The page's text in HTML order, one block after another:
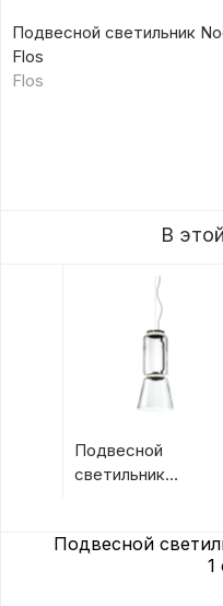
Подвесной светильник
Flos
Flos
В
Подвесной
светильник
Flos
Подвесной
1